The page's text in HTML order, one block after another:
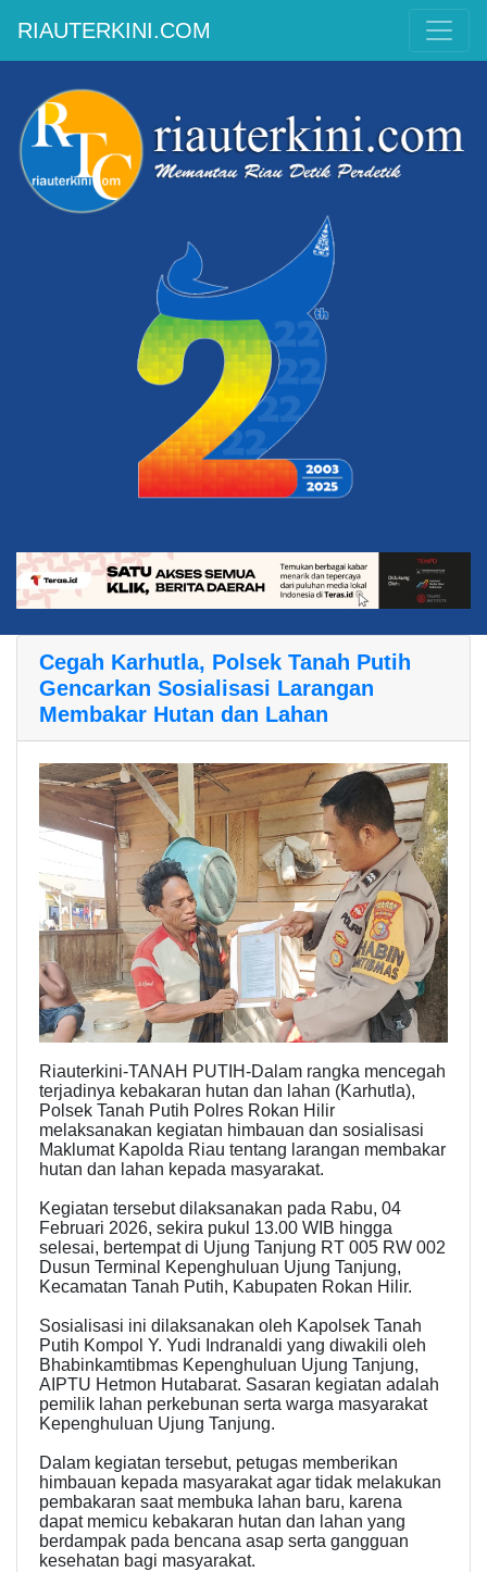
RIAUTERKINI.COM
Cegah Karhutla, Polsek Tanah Putih
Gencarkan Sosialisasi Larangan
Membakar Hutan dan Lahan
Riauterkini-TANAH PUTIH-Dalam rangka mencegah
terjadinya kebakaran hutan dan lahan (Karhutla),
Polsek Tanah Putih Polres Rokan Hilir
melaksanakan kegiatan himbauan dan sosialisasi
Maklumat Kapolda Riau tentang larangan membakar
hutan dan lahan kepada masyarakat.
Kegiatan tersebut dilaksanakan pada Rabu, 04
Februari 2026, sekira pukul 13.00 WIB hingga
selesai, bertempat di Ujung Tanjung RT 005 RW 002
Dusun Terminal Kepenghuluan Ujung Tanjung,
Kecamatan Tanah Putih, Kabupaten Rokan Hilir.
Sosialisasi ini dilaksanakan oleh Kapolsek Tanah
Putih Kompol Y. Yudi Indranaldi yang diwakili oleh
Bhabinkamtibmas Kepenghuluan Ujung Tanjung,
AIPTU Hetmon Hutabarat. Sasaran kegiatan adalah
pemilik lahan perkebunan serta warga masyarakat
Kepenghuluan Ujung Tanjung.
Dalam kegiatan tersebut, petugas memberikan
himbauan kepada masyarakat agar tidak melakukan
pembakaran saat membuka lahan baru, karena
dapat memicu kebakaran hutan dan lahan yang
berdampak pada bencana asap serta gangguan
kesehatan bagi masyarakat.